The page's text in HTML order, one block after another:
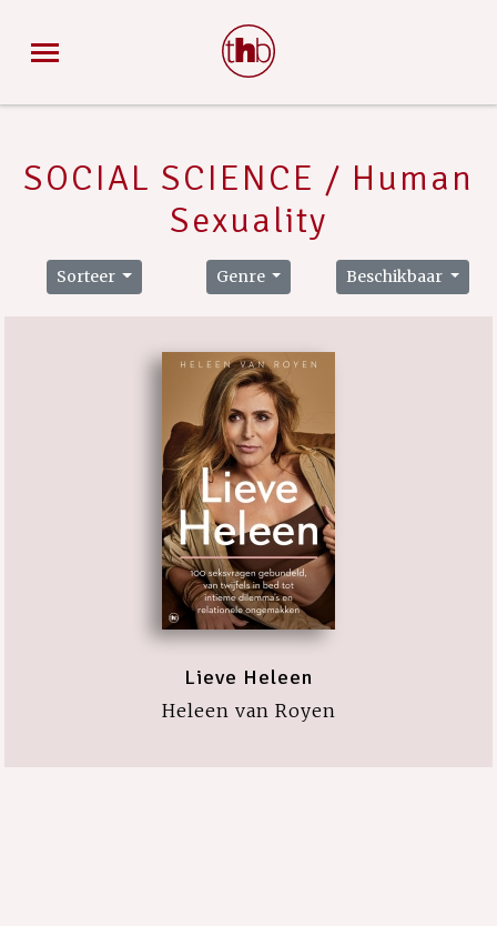
SOCIAL SCIENCE / Human
Sexuality
Sorteer Genre Beschikbaar
Lieve Heleen
Heleen van Royen